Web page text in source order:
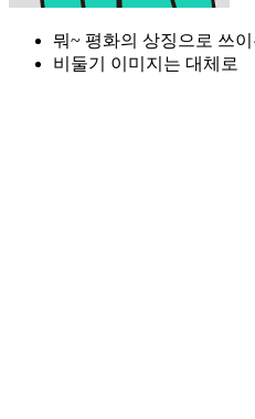
뭐~ 평화의 상징으로 쓰
비둘기 이미지는 대체로